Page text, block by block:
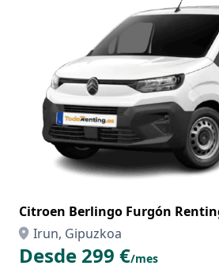
Citroen Berlingo Furgón
Irun, Gipuzkoa
Desde 299 €/mes